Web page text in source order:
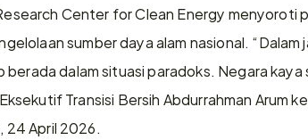
Center for Clean Energy
sumber daya alam nasional. “Dalam
dalam situasi paradoks. Negara
Transisi Bersih Abdurrahman Arum
24 April 2026.